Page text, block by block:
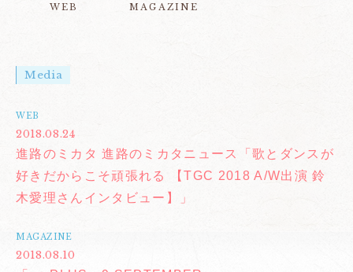
WEB MAGAZINE
Media
WEB
2018.08.24
進路のミカタ 進路のミカタニュース「歌とダンスが
好きだからこそ頑張れる 【TGC 2018 A/W出演 鈴
木愛理さんインタビュー】」
MAGAZINE
2018.08.10